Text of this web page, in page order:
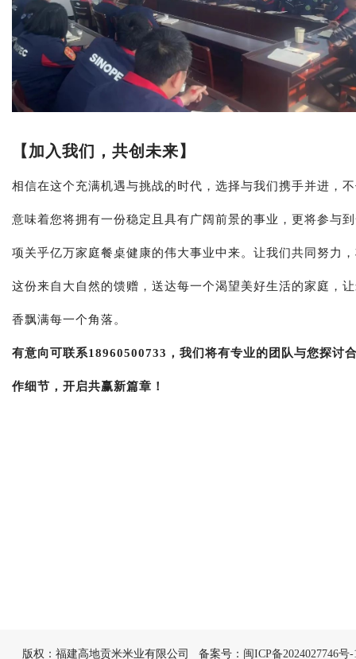
【加入我们，共创未来】
相信在这个充满机遇与挑战的时代，选择与我们携手并进，
意味着您将拥有一份稳定且具有广阔前景的事业，更将参与
项关乎亿万家庭餐桌健康的伟大事业中来。让我们共同努力
这份来自大自然的馈赠，送达每一个渴望美好生活的家庭，
香飘满每一个角落。
有意向可联系18960500733，我们将有专业的团队与您探讨
作细节，开启共赢新篇章！
版权：福建高地贡米米业有限公司 备案号： 闽ICP备2024027746号-